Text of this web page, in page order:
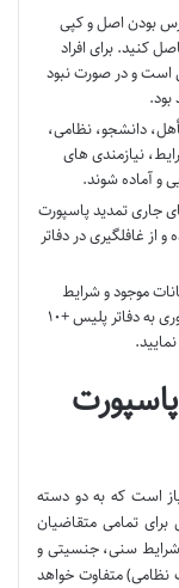
بودن اصل و کپی
کنید. برای افراد
است و در صورت نبود
بود.
دانشجو، نظامی،
نیازمندی های
و آماده شوند.
جاری تمدید پاسپورت
و از غافلگیری در دفاتر
موجود و شرایط
خود، می توانید تصمیم بگیرید که به صورت حضوری به دفاتر پلیس +۱۰
است که به دو دسته
تمامی متقاضیان
سنی، جنسیتی و
متفاوت خواهد